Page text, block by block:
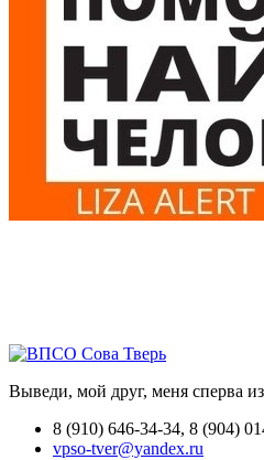
Выведи, мой друг, меня сперва
8 (910) 646-34-34, 8 (904)
vpso-tver@yandex.ru